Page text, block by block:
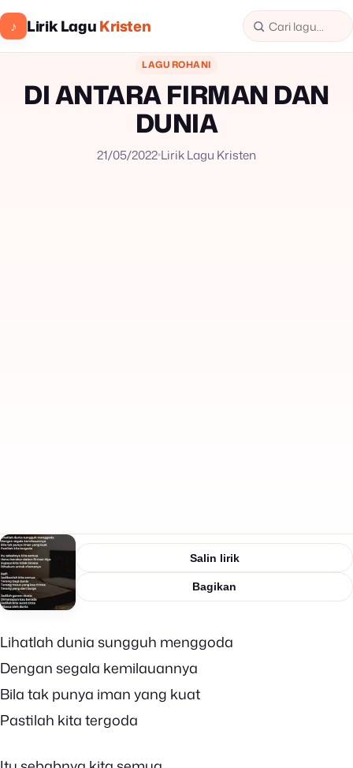
♪ Lirik LaguKristen
LAGU ROHANI
DI ANTARA FIRMAN DAN
DUNIA
21/05/2022 Lirik Lagu Kristen
Salin lirik
Bagikan
Lihatlah dunia sungguh menggoda
Dengan segala kemilauannya
Bila tak punya iman yang kuat
Pastilah kita tergoda